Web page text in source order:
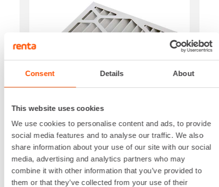
Consent Details About
This website uses cookies
We use cookies to personalise content and ads, to provide
social media features and to analyse our traffic. We also
share information about your use of our site with our social
media, advertising and analytics partners who may
combine it with other information that you’ve provided to
them or that they’ve collected from your use of their
Alv 0 %
VUOKRAA